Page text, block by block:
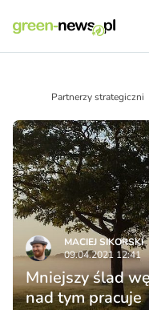
Partnerzy strategiczni
MACIEJ SIKORSKI
09.04.2021 12:41
Mniejszy ślad
nad tym pracuje